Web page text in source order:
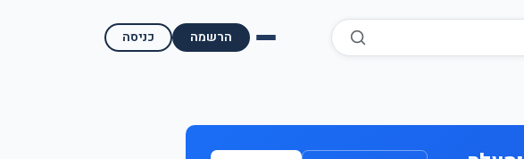
כניסה הרשמה